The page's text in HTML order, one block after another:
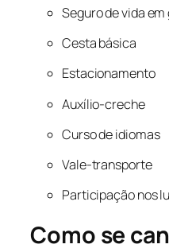
Seguro de vida
Cesta básica
Estacionamento
Auxílio-creche
Curso de idiomas
Vale-transporte
Participação nos
Como se